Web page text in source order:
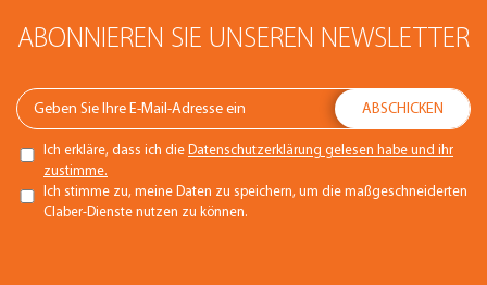
ABONNIEREN SIE UNSEREN NEWSLETTER
Ich erkläre, dass ich die Datenschutzerklärung gelesen habe und ihr
zustimme.
Ich stimme zu, meine Daten zu speichern, um die maßgeschneiderten
Claber-Dienste nutzen zu können.